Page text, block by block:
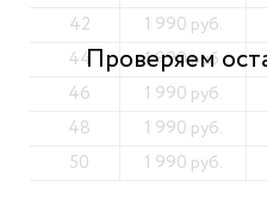
42 1 990 руб.
44 1 990 руб.
46 1 990 руб.
48 1 990 руб.
50 1 990 руб.